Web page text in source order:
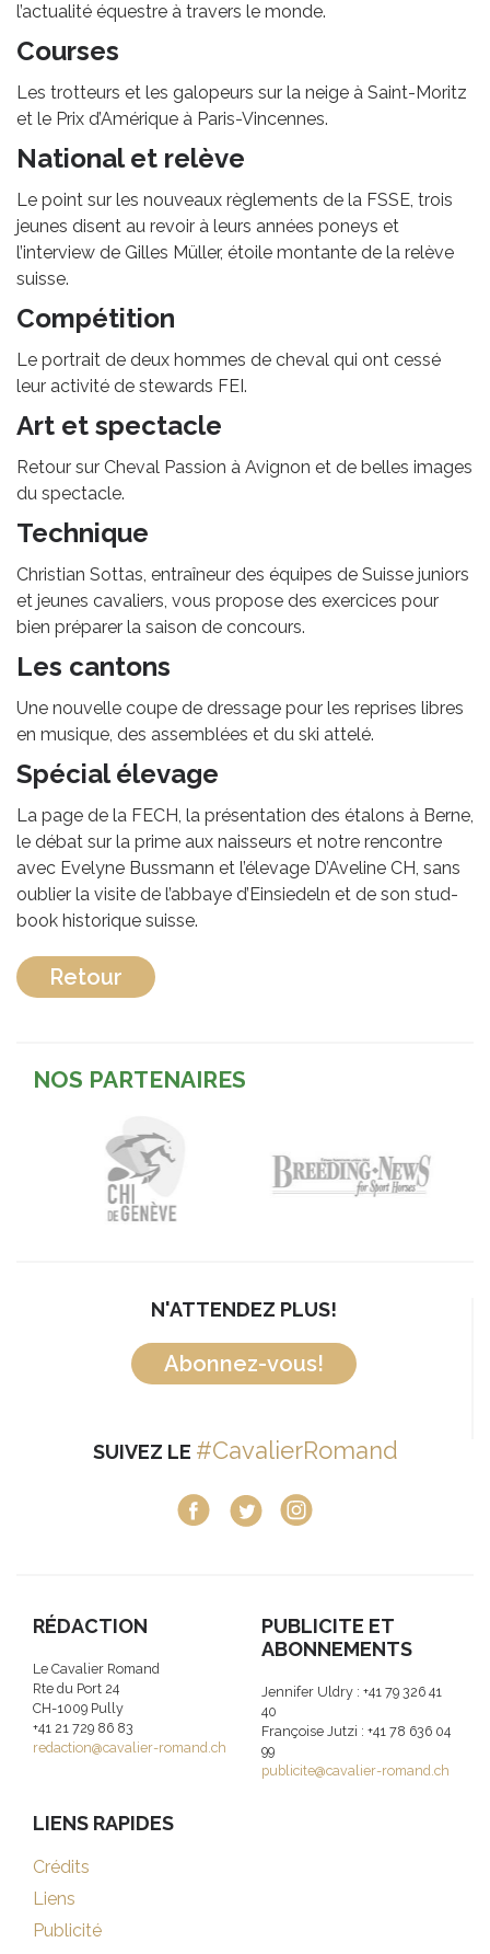
l’actualité équestre à travers le monde.
Courses
Les trotteurs et les galopeurs sur la neige à Saint-Moritz
et le Prix d’Amérique à Paris-Vincennes.
National et relève
Le point sur les nouveaux règlements de la FSSE, trois
jeunes disent au revoir à leurs années poneys et
l’interview de Gilles Müller, étoile montante de la relève
suisse.
Compétition
Le portrait de deux hommes de cheval qui ont cessé
leur activité de stewards FEI.
Art et spectacle
Retour sur Cheval Passion à Avignon et de belles images
du spectacle.
Technique
Christian Sottas, entraîneur des équipes de Suisse juniors
et jeunes cavaliers, vous propose des exercices pour
bien préparer la saison de concours.
Les cantons
Une nouvelle coupe de dressage pour les reprises libres
en musique, des assemblées et du ski attelé.
Spécial élevage
La page de la FECH, la présentation des étalons à Berne,
le débat sur la prime aux naisseurs et notre rencontre
avec Evelyne Bussmann et l’élevage D’Aveline CH, sans
oublier la visite de l’abbaye d’Einsiedeln et de son stud-
book historique suisse.
Retour
NOS PARTENAIRES
N'ATTENDEZ PLUS!
Abonnez-vous!
SUIVEZ LE #CavalierRomand
RÉDACTION
Le Cavalier Romand
Rte du Port 24
CH-1009 Pully
+41 21 729 86 83
redaction@cavalier-romand.ch
PUBLICITE ET
ABONNEMENTS
Jennifer Uldry : +41 79 326 41
40
Françoise Jutzi : +41 78 636 04
99
publicite@cavalier-romand.ch
LIENS RAPIDES
Crédits
Liens
Publicité